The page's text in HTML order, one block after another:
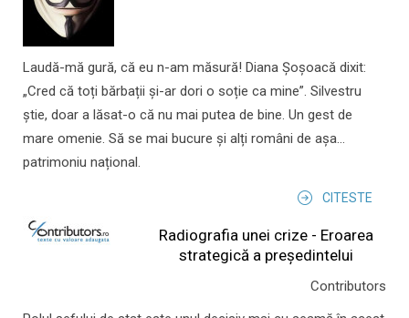
Laudă-mă gură, că eu n-am măsură! Diana Șoșoacă dixit:
„Cred că toți bărbații și-ar dori o soție ca mine”. Silvestru
știe, doar a lăsat-o că nu mai putea de bine. Un gest de
mare omenie. Să se mai bucure și alți români de așa...
patrimoniu național.
CITESTE
Radiografia unei crize - Eroarea
strategică a președintelui
Contributors